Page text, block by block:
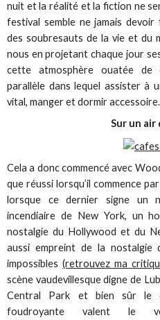
nuit et la réalité et la fiction ne
festival semble ne jamais
des soubresauts de la vie et du
nous en projetant chaque jour
cette atmosphère ouatée de
parallèle dans lequel assister à
vital, manger et dormir accessoire.
Sur un air
Cela a donc commencé avec
que réussi lorsqu’il commence
lorsque ce dernier signe un
incendiaire de New York, un
nostalgie du Hollywood et du
aussi empreint de la nostalgie
impossibles (retrouvez ma
scène vaudevillesque digne de
Central Park et bien sûr le
foudroyante valent le